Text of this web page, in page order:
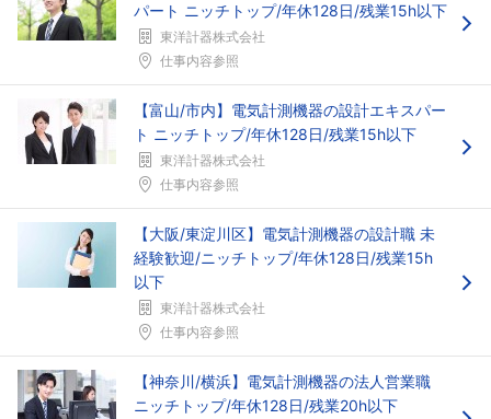
フォローしました
こちらの企業もフォローしませんか？
パート ニッチトップ/年休128日/残業15h以下
東洋計器株式会社
仕事内容参照
【富山/市内】電気計測機器の設計エキスパー
ト ニッチトップ/年休128日/残業15h以下
東洋計器株式会社
仕事内容参照
【大阪/東淀川区】電気計測機器の設計職 未
経験歓迎/ニッチトップ/年休128日/残業15h
以下
東洋計器株式会社
仕事内容参照
【神奈川/横浜】電気計測機器の法人営業職
ニッチトップ/年休128日/残業20h以下